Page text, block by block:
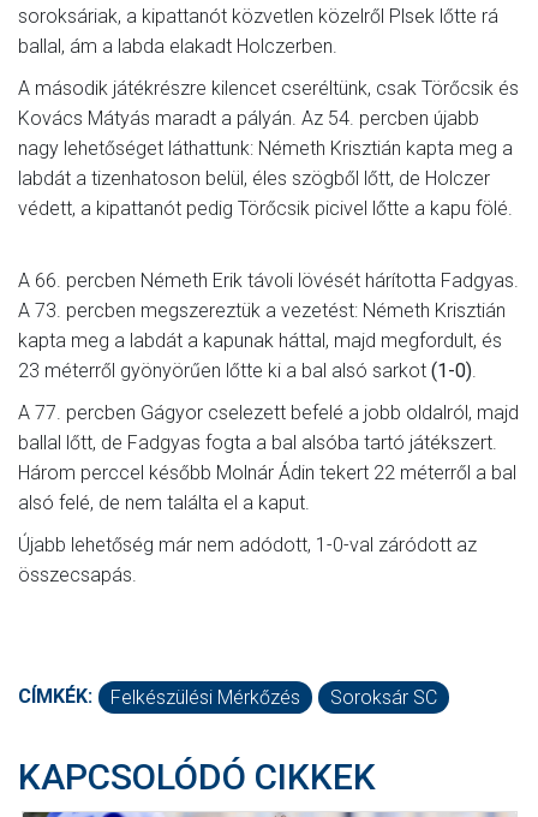
soroksáriak, a kipattanót közvetlen közelről Plsek lőtte rá
ballal, ám a labda elakadt Holczerben.
A második játékrészre kilencet cseréltünk, csak Törőcsik és
Kovács Mátyás maradt a pályán. Az 54. percben újabb
nagy lehetőséget láthattunk: Németh Krisztián kapta meg a
labdát a tizenhatoson belül, éles szögből lőtt, de Holczer
védett, a kipattanót pedig Törőcsik picivel lőtte a kapu fölé.
A 66. percben Németh Erik távoli lövését hárította Fadgyas.
A 73. percben megszereztük a vezetést: Németh Krisztián
kapta meg a labdát a kapunak háttal, majd megfordult, és
23 méterről gyönyörűen lőtte ki a bal alsó sarkot (1-0).
A 77. percben Gágyor cselezett befelé a jobb oldalról, majd
ballal lőtt, de Fadgyas fogta a bal alsóba tartó játékszert.
Három perccel később Molnár Ádin tekert 22 méterről a bal
alsó felé, de nem találta el a kaput.
Újabb lehetőség már nem adódott, 1-0-val záródott az
összecsapás.
CÍMKÉK: Felkészülési Mérkőzés Soroksár SC
KAPCSOLÓDÓ CIKKEK